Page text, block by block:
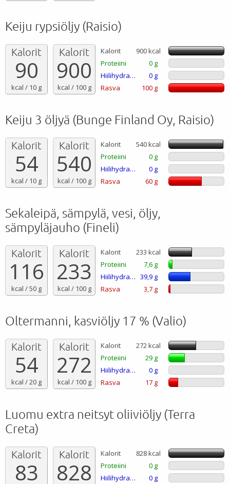
Keiju rypsiöljy (Raisio)
Kalorit
90
kcal / 10 g
Kalorit
900
kcal / 100 g
Kalorit
900 kcal
Proteiini
0 g
Hiilihydraatti
0 g
Rasva
100 g
Keiju 3 öljyä (Bunge Finland Oy, Raisio)
Kalorit
54
kcal / 10 g
Kalorit
540
kcal / 100 g
Kalorit
540 kcal
Proteiini
0 g
Hiilihydraatti
0 g
Rasva
60 g
Sekaleipä, sämpylä, vesi, öljy,
sämpyläjauho (Fineli)
Kalorit
116
kcal / 50 g
Kalorit
233
kcal / 100 g
Kalorit
233 kcal
Proteiini
7,6 g
Hiilihydraatti 39,9 g
Rasva
3,7 g
Oltermanni, kasviöljy 17 % (Valio)
Kalorit
54
kcal / 20 g
Kalorit
272
kcal / 100 g
Kalorit
272 kcal
Proteiini
29 g
Hiilihydraatti
0 g
Rasva
17 g
Luomu extra neitsyt oliiviöljy (Terra
Creta)
Kalorit
83
Kalorit
828
Kalorit
828 kcal
Proteiini
0 g
Hiilihydraatti
0 g